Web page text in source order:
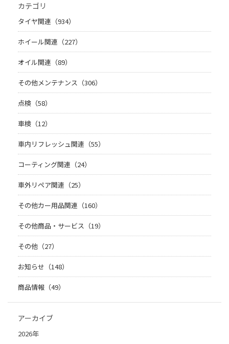
カテゴリ
タイヤ関連（934）
ホイール関連（227）
オイル関連（89）
その他メンテナンス（306）
点検（58）
車検（12）
車内リフレッシュ関連（55）
コーティング関連（24）
車外リペア関連（25）
その他カー用品関連（160）
その他商品・サービス（19）
その他（27）
お知らせ（148）
商品情報（49）
アーカイブ
2026年